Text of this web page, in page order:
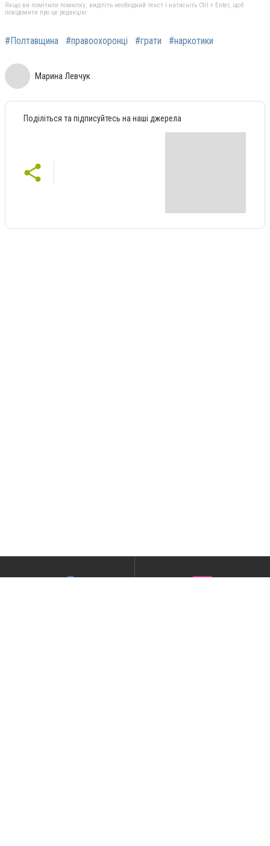
Якщо ви помітили помилку, виділіть необхідний текст і натисніть Ctrl + Enter, щоб
повідомити про це редакцію
#Полтавщина #правоохоронці #грати #наркотики
Марина Левчук
Поділіться та підписуйтесь на наші джерела